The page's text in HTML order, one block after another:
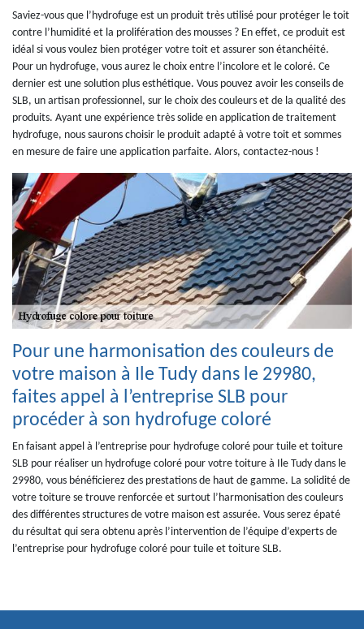
Saviez-vous que l’hydrofuge est un produit très utilisé pour protéger le toit
contre l’humidité et la prolifération des mousses ? En effet, ce produit est
idéal si vous voulez bien protéger votre toit et assurer son étanchéité.
Pour un hydrofuge, vous aurez le choix entre l’incolore et le coloré. Ce
dernier est une solution plus esthétique. Vous pouvez avoir les conseils de
SLB, un artisan professionnel, sur le choix des couleurs et de la qualité des
produits. Ayant une expérience très solide en application de traitement
hydrofuge, nous saurons choisir le produit adapté à votre toit et sommes
en mesure de faire une application parfaite. Alors, contactez-nous !
Pour une harmonisation des couleurs de
votre maison à Ile Tudy dans le 29980,
faites appel à l’entreprise SLB pour
procéder à son hydrofuge coloré
En faisant appel à l’entreprise pour hydrofuge coloré pour tuile et toiture
SLB pour réaliser un hydrofuge coloré pour votre toiture à Ile Tudy dans le
29980, vous bénéficierez des prestations de haut de gamme. La solidité de
votre toiture se trouve renforcée et surtout l’harmonisation des couleurs
des différentes structures de votre maison est assurée. Vous serez épaté
du résultat qui sera obtenu après l’intervention de l’équipe d’experts de
l’entreprise pour hydrofuge coloré pour tuile et toiture SLB.